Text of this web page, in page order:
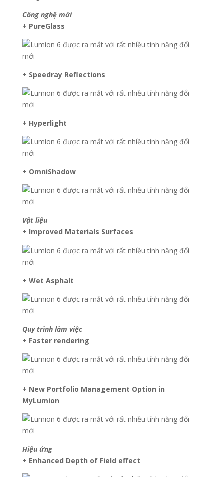
Công nghệ mới
+ PureGlass
+ Speedray Reflections
+ Hyperlight
+ OmniShadow
Vật liệu
+ Improved Materials Surfaces
+ Wet Asphalt
Quy trình làm việc
+ Faster rendering
+ New Portfolio Management Option in
MyLumion
Hiệu ứng
+ Enhanced Depth of Field effect